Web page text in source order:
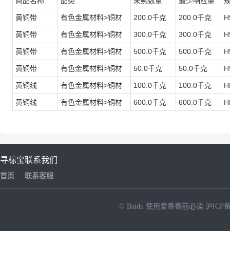
黄铜带 有色金属材料>铜材 200.0千克 200.0千克
黄铜带 有色金属材料>铜材 300.0千克 300.0千克
黄铜带 有色金属材料>铜材 500.0千克 500.0千克
黄铜带 有色金属材料>铜材 50.0千克 50.0千克
黄铜线 有色金属材料>铜材 100.0千克 100.0千克
黄铜线 有色金属材料>铜材 600.0千克 600.0千克
寻标宝
首页
联系我们
联系客服
© Baidu 使用爱番番前必读 沪ICP